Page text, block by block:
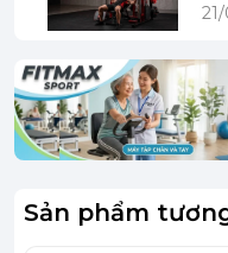
Sport
Sản phẩm